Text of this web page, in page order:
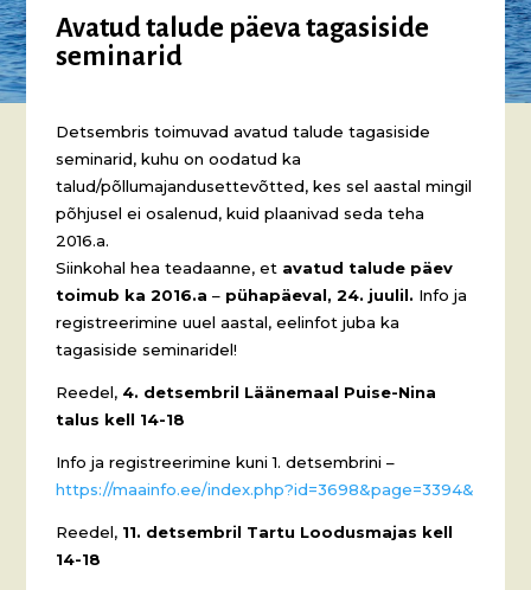
Avatud talude päeva tagasiside
seminarid
Detsembris toimuvad avatud talude tagasiside
seminarid, kuhu on oodatud ka
talud/põllumajandusettevõtted, kes sel aastal mingil
põhjusel ei osalenud, kuid plaanivad seda teha
2016.a.
Siinkohal hea teadaanne, et avatud talude päev
toimub ka 2016.a – pühapäeval, 24. juulil. Info ja
registreerimine uuel aastal, eelinfot juba ka
tagasiside seminaridel!
Reedel, 4. detsembril Läänemaal Puise-Nina
talus kell 14-18
Info ja registreerimine kuni 1. detsembrini –
https://maainfo.ee/index.php?id=3698&page=3394&
Reedel, 11. detsembril Tartu Loodusmajas kell
14-18